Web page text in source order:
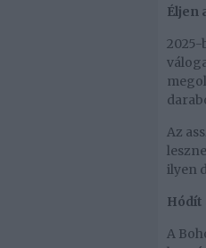
Éljen
Az
ilyen
Hódít
A